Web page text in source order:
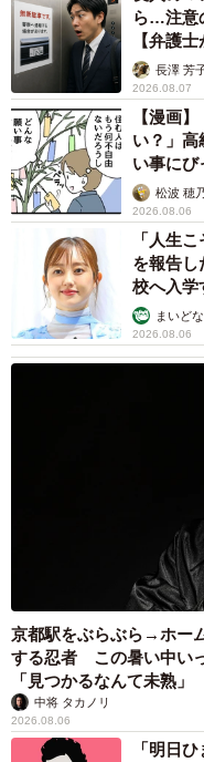
辻りりささん（撮影：藤本
ウ) ヘアメイク：鷲見星奈）
ら…注意
【弁護士
長澤 芳
2026.08.07
【漫画
い？」高
い事に
松波 穂
2026.08.06
「人生
を報告
校へ入学
まいど
2026.08.06
京都駅をぶらぶら→ホー
する忍者 この暑い中
「見つかるなんて未熟」
中将 タカノリ
2026.08.06
「明日